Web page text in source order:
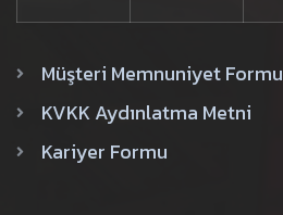
Müşteri Memnuniyet Formu
KVKK Aydınlatma Metni
Kariyer Formu